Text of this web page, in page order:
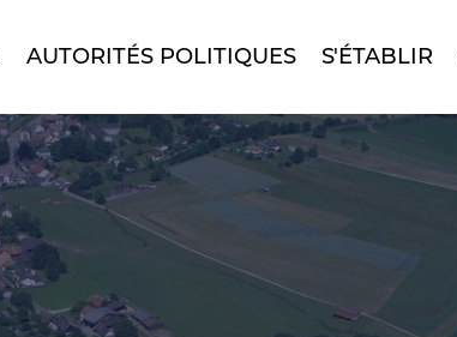
AUTORITÉS POLITIQUES S'ÉTABLIR